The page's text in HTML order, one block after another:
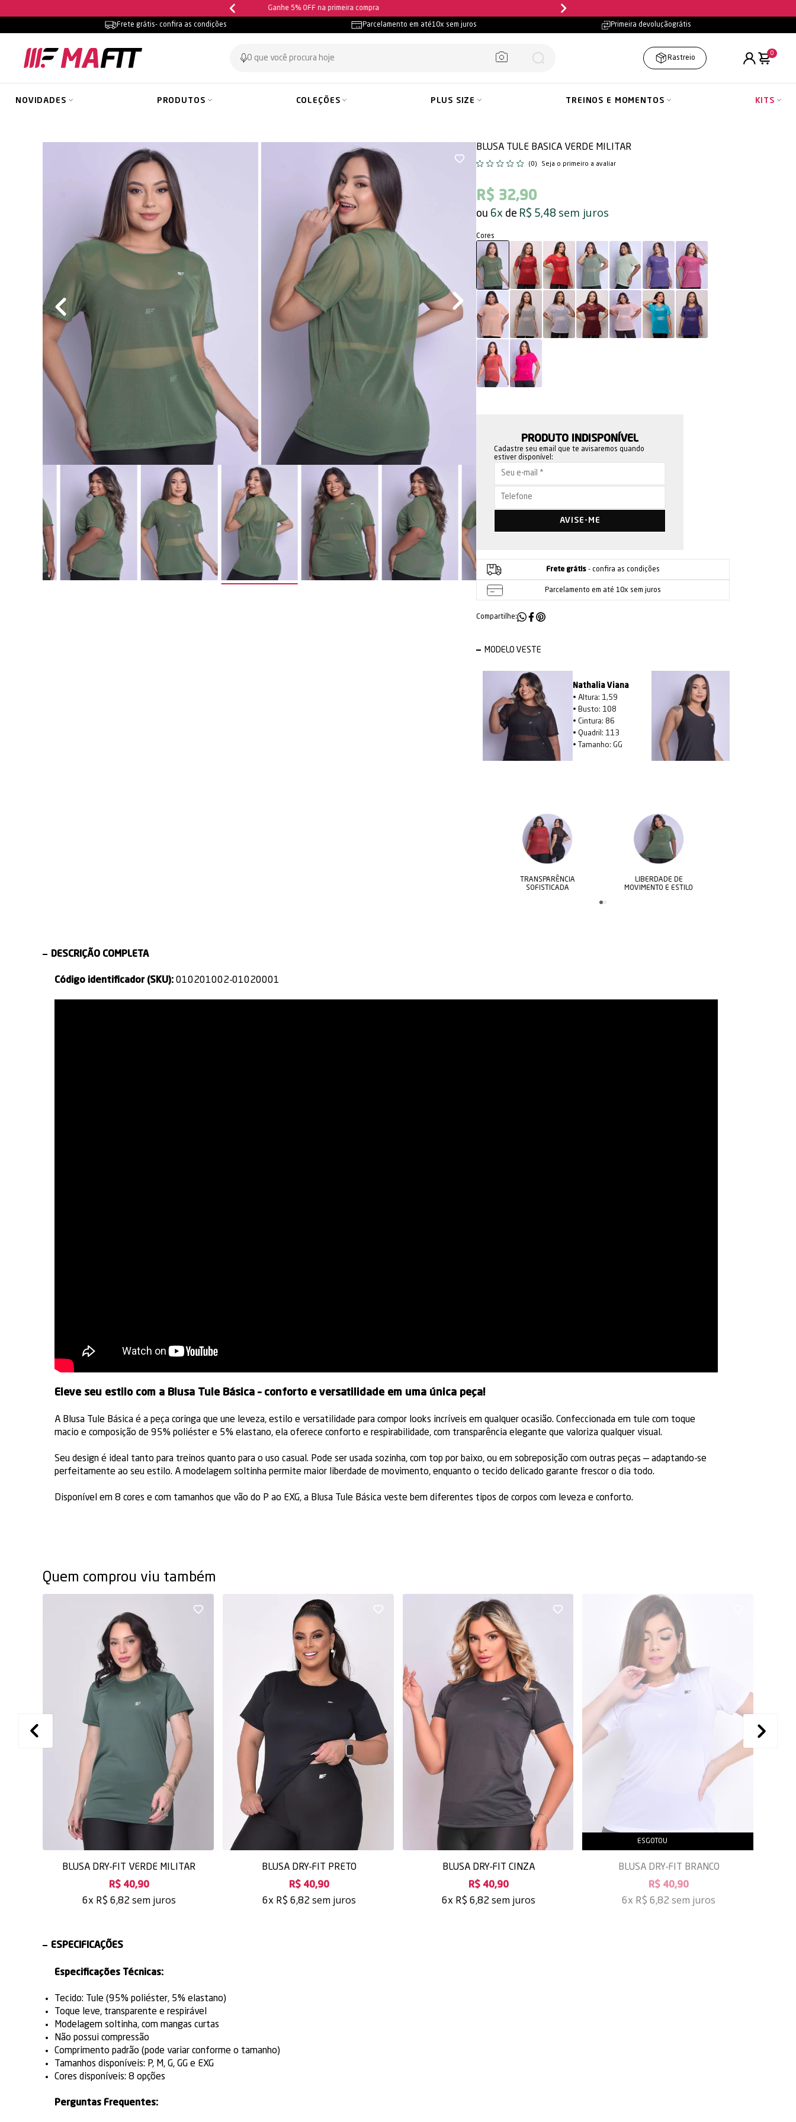
Ganhe 5% OFF na primeira compra
Frete grátis- confira as condições Parcelamento em até10x sem juros Primeira devoluçãográtis
Rastreio
0
NOVIDADES PRODUTOS COLEÇÕES PLUS SIZE TREINOS E MOMENTOS KITS
BLUSA TULE BASICA VERDE MILITAR
(0) Seja o primeiro a avaliar
R$ 32,90
6x R$ 5,48 sem juros
PRODUTO INDISPONÍVEL
Cadastre seu email que te avisaremos quando
estiver disponível:
AVISE-ME
Frete grátis - confira as condições
Parcelamento em até 10x sem juros
Compartilhe:
MODELO VESTE
Nathalia Viana
• Altura: 1,59
• Busto: 108
• Cintura: 86
• Quadril: 113
• Tamanho: GG
MOVIMENTO E ESTILO
FRESCOR O DIA TODO
DESCRIÇÃO COMPLETA
Código identificador (SKU): 010201002-01020001
Eleve seu estilo com a Blusa Tule Básica – conforto e versatilidade em uma única peça!
A Blusa Tule Básica é a peça coringa que une leveza, estilo e versatilidade para compor looks incríveis em qualquer ocasião. Confeccionada em tule com toque
macio e composição de 95% poliéster e 5% elastano, ela oferece conforto e respirabilidade, com transparência elegante que valoriza qualquer visual.
Seu design é ideal tanto para treinos quanto para o uso casual. Pode ser usada sozinha, com top por baixo, ou em sobreposição com outras peças — adaptando-se
perfeitamente ao seu estilo. A modelagem soltinha permite maior liberdade de movimento, enquanto o tecido delicado garante frescor o dia todo.
Disponível em 8 cores e com tamanhos que vão do P ao EXG, a Blusa Tule Básica veste bem diferentes tipos de corpos com leveza e conforto.
Quem comprou viu também
BLUSA DRY-FIT VERDE MILITAR
R$ 40,90
6x R$ 6,82 sem juros
BLUSA DRY-FIT PRETO
R$ 40,90
6x R$ 6,82 sem juros
BLUSA DRY-FIT CINZA
R$ 40,90
6x R$ 6,82sem juros
ESGOTOU
BLUSA DRY-FIT BRANCO
R$ 40,90
6x R$ 6,82sem juros
ESPECIFICAÇÕES
Especificações Técnicas:
Tecido: Tule (95% poliéster, 5% elastano)
Toque leve, transparente e respirável
Modelagem soltinha, com mangas curtas
Não possui compressão
Comprimento padrão (pode variar conforme o tamanho)
Tamanhos disponíveis: P, M, G, GG e EXG
Cores disponíveis: 8 opções
Perguntas Frequentes: